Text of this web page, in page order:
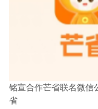
铭宣合作芒省联名微信
省